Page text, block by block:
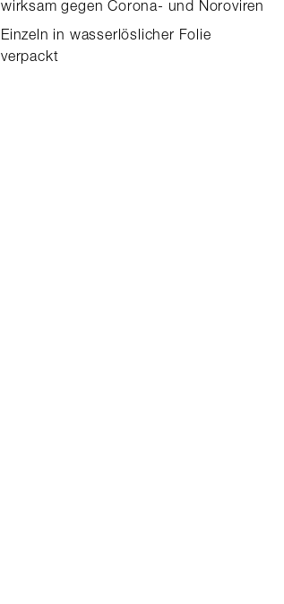
wirksam gegen Corona- und Noroviren
Einzeln in wasserlöslicher Folie
verpackt